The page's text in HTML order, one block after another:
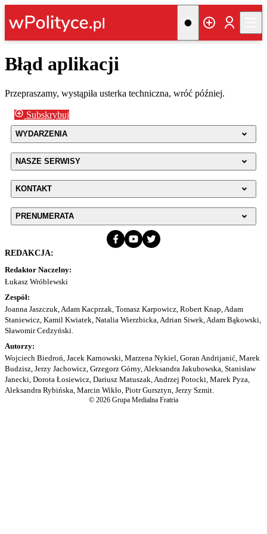
Błąd aplikacji
Przepraszamy, wystąpiła usterka techniczna, wróć później.
Subskrybuj
WYDARZENIA
NASZE SERWISY
KONTAKT
PRENUMERATA
REDAKCJA:
Redaktor Naczelny:
Łukasz Wróblewski
Zespół:
Joanna Jaszczuk, Adam Kacprzak, Tomasz Karpowicz, Robert Knap, Adam
Staniewicz, Kamil Kwiatek, Natalia Wierzbicka, Adrian Siwek, Adam Bąkowski,
Sławomir Cedzyński.
Autorzy:
Wojciech Biedroń, Jacek Karnowski, Marzena Nykiel, Goran Andrijanić, Marek
Budzisz, Jerzy Jachowicz, Grzegorz Górny, Aleksandra Jakubowska, Stanisław
Janecki, Dorota Łosiewicz, Dariusz Matuszak, Andrzej Potocki, Marek Pyza,
Aleksandra Rybińska, Marcin Wikło, Piotr Gursztyn, Jerzy Szmit.
© 2026 Grupa Medialna Fratria